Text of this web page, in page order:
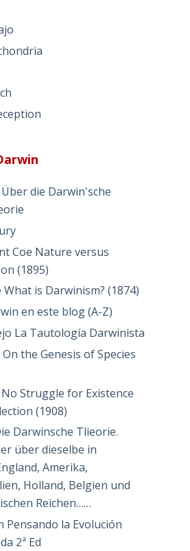
die Darwin'sche
Coe Nature versus
(1895)
is Darwinism? (1874)
en este blog (A-Z)
La Tautología Darwinista
the Genesis of Species
Struggle for Existence
(1908)
Darwinsche Tlieorie.
über dieselbe in
Amerika,
Holland, Belgien und
Reichen……
Pensando la Evolución
2ª Ed